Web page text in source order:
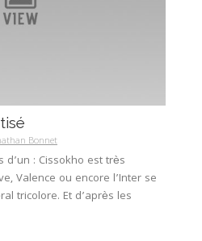
Bonnet
: Cissokho est très
Valence ou encore l’Inter se
tricolore. Et d’après les